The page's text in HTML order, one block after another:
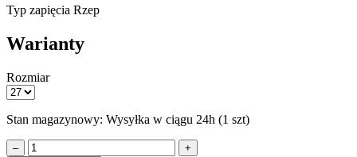
Typ zapięcia Rzep
Warianty
Rozmiar
Stan magazynowy: Wysyłka w ciągu 24h (1 szt)
–
+